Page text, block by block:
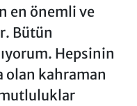
en önemli ve
Bütün
Hepsinin
olan kahraman